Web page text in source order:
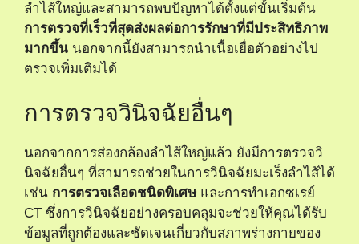
ลำไส้ใหญ่และสามารถพบปัญหาได้ตั้งแต่ขั้นเริ่มต้น
การตรวจที่เร็วที่สุดส่งผลต่อการรักษาที่มีประสิทธิภาพ
มากขึ้น นอกจากนี้ยังสามารถนำเนื้อเยื่อตัวอย่างไป
ตรวจเพิ่มเติมได้
การตรวจวินิจฉัยอื่นๆ
นอกจากการส่องกล้องลำไส้ใหญ่แล้ว ยังมีการตรวจวิ
นิจฉัยอื่นๆ ที่สามารถช่วยในการวินิจฉัยมะเร็งลำไส้ได้
เช่น การตรวจเลือดชนิดพิเศษ และการทำเอกซเรย์
CT ซึ่งการวินิจฉัยอย่างครอบคลุมจะช่วยให้คุณได้รับ
ข้อมูลที่ถูกต้องและชัดเจนเกี่ยวกับสภาพร่างกายของ